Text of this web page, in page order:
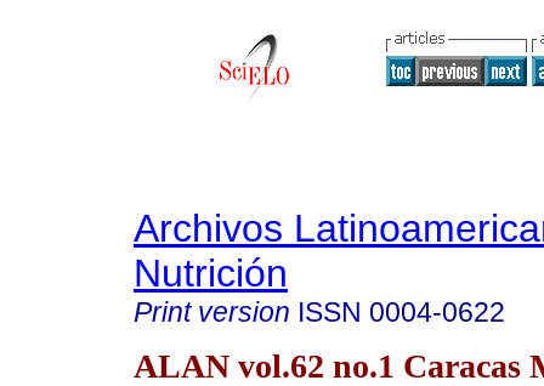
Archivos
Nutrición
Print version ISSN 0004-0622
ALAN vol.62 no.1 Caracas